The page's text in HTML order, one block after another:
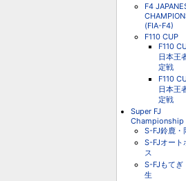
F4
(FIA-F4)
F110 CUP
F110
日本王
定戦
F110
日本王
定戦
Super FJ
Championship
S-FJ鈴鹿・
S-FJオート
ス
S-FJもてぎ
生